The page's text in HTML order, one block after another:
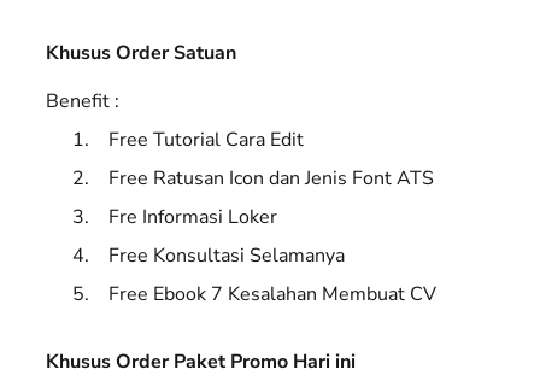
Khusus Order Satuan
Benefit :
Free Tutorial Cara Edit
Free Ratusan Icon dan Jenis Font ATS
Fre Informasi Loker
Free Konsultasi Selamanya
Free Ebook 7 Kesalahan Membuat CV
Khusus Order Paket Promo Hari ini